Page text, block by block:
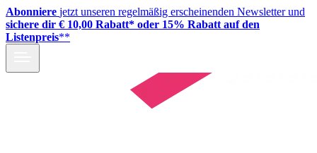
Abonniere jetzt unseren regelmäßig erscheinenden Newsletter und
sichere dir € 10,00 Rabatt* oder 15% Rabatt auf den
Listenpreis**